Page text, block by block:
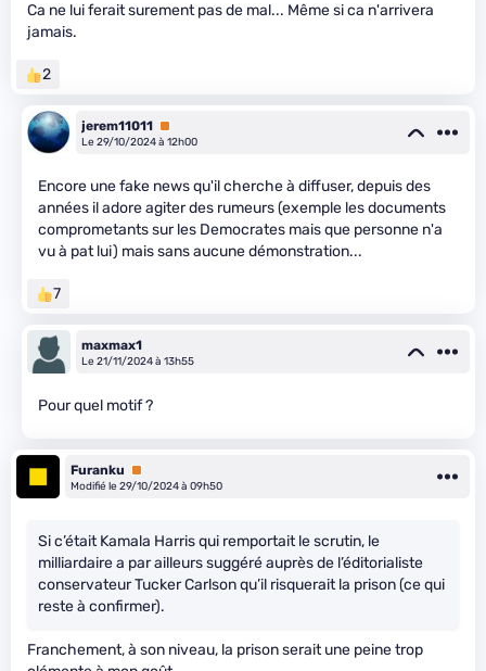
Ca ne lui ferait surement pas de mal... Même si ca n'arrivera
jamais.
2
jerem11011 Premium
Le 29/10/2024 à 12h00
Encore une fake news qu'il cherche à diffuser, depuis des
années il adore agiter des rumeurs (exemple les documents
comprometants sur les Democrates mais que personne n'a
vu à pat lui) mais sans aucune démonstration...
7
maxmax1
Le 21/11/2024 à 13h55
Pour quel motif ?
Furanku
Premium
Modifié le 29/10/2024 à 09h50
Si c’était Kamala Harris qui remportait le scrutin, le
milliardaire a par ailleurs suggéré auprès de l’éditorialiste
conservateur Tucker Carlson qu’il risquerait la prison (ce qui
reste à confirmer).
Franchement, à son niveau, la prison serait une peine trop